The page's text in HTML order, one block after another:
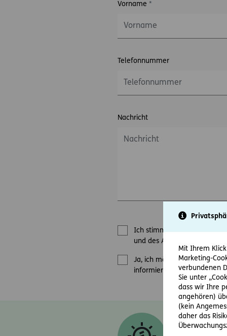
Mit Ihrem
Marketing-
verbundenen
Sie unter
dass wir Ihre
angehören)
(kein
daher das
Vorname *
Telefonnummer
Nachricht
Ich stimme zu, dass mich
und des Angebots / der
Ja, ich möchte den E-Mail-
informiert werden.
Diese
versicherung.at